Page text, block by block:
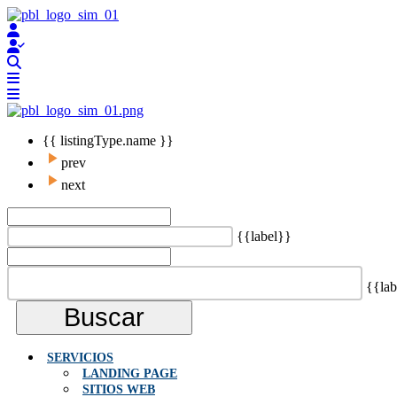
{{ listingType.name }}
prev
next
{{label}}
Buscar
SERVICIOS
LANDING PAGE
SITIOS WEB